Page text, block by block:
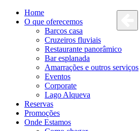
Home
O que oferecemos
Barcos casa
Cruzeiros fluviais
Restaurante panorâmico
Bar esplanada
Amarrações e outros serviços
Eventos
Corporate
Lago Alqueva
Reservas
Promoções
Onde Estamos